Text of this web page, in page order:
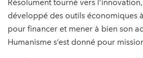
Résolument tourné vers
développé des outils économiques
pour financer et mener à bien son
Humanisme s’est donné pour